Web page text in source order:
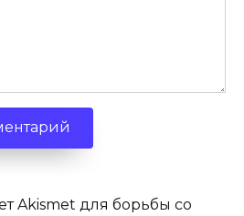
Akismet для борьбы со